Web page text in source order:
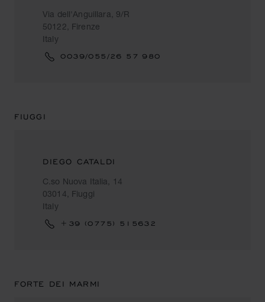
Via dell'Anguillara, 9/R
50122, Firenze
Italy
0039/055/26 57 980
FIUGGI
DIEGO CATALDI
C.so Nuova Italia, 14
03014, Fiuggi
Italy
+39 (0775) 515632
FORTE DEI MARMI